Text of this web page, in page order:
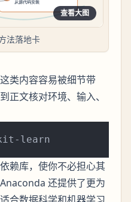
查看大图
法落地卡
类内容容易被细节带
正文核对环境、输入、
赖库，使你不必担心其
还提供了更为